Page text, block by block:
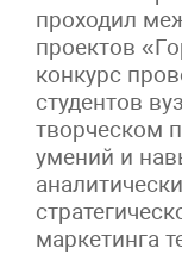
проходил
проектов
конкурс
студентов
творческом
умений и
маркетинга